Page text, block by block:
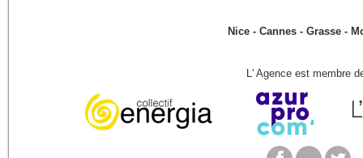
Nice - Cannes - Grasse -
L' Agence est membre